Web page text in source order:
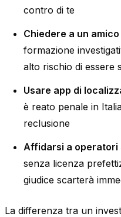
contro di te
Chiedere a un
formazione
alto rischio di essere
Usare app di
è reato penale in
reclusione
Affidarsi a operatori
senza licenza
giudice scarterà
La differenza tra un